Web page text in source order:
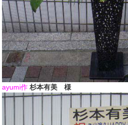
ayumi作 杉本有美 様